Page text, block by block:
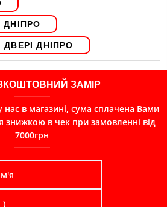
ДНІПРО
ДВЕРІ ДНІПРО
ЗАМІР
в магазині, сума сплачена Вами
знижкою в чек при замовленні від
7000грн